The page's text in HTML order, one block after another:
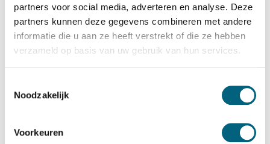
partners voor social media, adverteren en analyse. Deze
partners kunnen deze gegevens combineren met andere
informatie die u aan ze heeft verstrekt of die ze hebben
verzameld op basis van uw gebruik van hun services.
Noodzakelijk
Voorkeuren
Private label officieel gecertificeerde inbraakwerende kluis
in de klasse 4 / grade IV / CEN 4 conform EN 1143-1.
Standaard uitgevoerd met een dubbelbaard sleutelslot,
optioneel te vervangen voor een electronisch codeslot....
Betrouwbaar & veilig betalen